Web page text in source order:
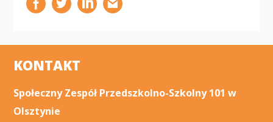
KONTAKT
Społeczny Zespół Przedszkolno-Szkolny 101 w
Olsztynie